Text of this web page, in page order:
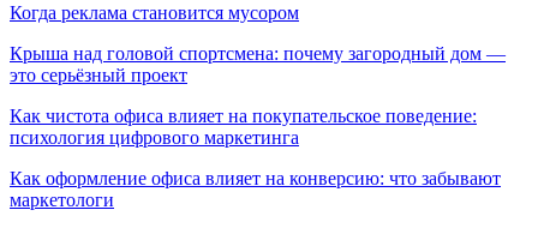
Когда реклама становится мусором
Крыша над головой спортсмена: почему загородный дом —
это серьёзный проект
Как чистота офиса влияет на покупательское поведение:
психология цифрового маркетинга
Как оформление офиса влияет на конверсию: что забывают
маркетологи